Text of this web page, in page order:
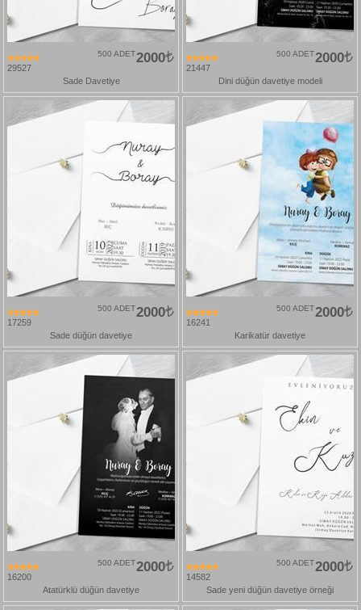
29527
2000
500 ADET
Sade Davetiye
21447
2000
500 ADET
Dini düğün davetiye modeli
17259
2000
500 ADET
Sade düğün davetiye
16241
2000
500 ADET
Karikatür davetiye
16200
2000
500 ADET
Atatürklü düğün davetiye
14582
2000
500 ADET
Sade yeni düğün davetiye örneği